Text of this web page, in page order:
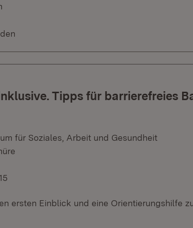
Tipps für barrierefreies
für Soziales, Arbeit und Gesundheit
ersten Einblick und eine Orientierungshilfe